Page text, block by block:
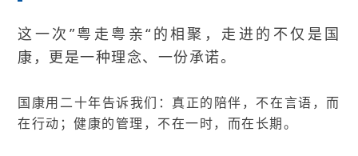
这一次”粤走粤亲“的相聚，走进的不仅是国
康，更是一种理念、一份承诺。
国康用二十年告诉我们：真正的陪伴，不在言语，而
在行动；健康的管理，不在一时，而在长期。